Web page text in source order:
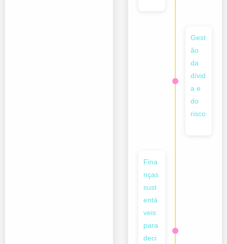
Gest
ão
da
dívid
a e
do
risco
Fina
nças
sust
entá
veis
para
deci